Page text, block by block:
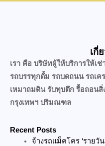
เกี่
เรา คือ บริษัทผู้ให้บริการให้เ
รถบรรทุกดั้ม รถบดถนน รถเค
เหมาถมดิน รับทุบตึก รื้อถอนสิ่
กรุงเทพฯ ปริมณฑล
Recent Posts
จ้างรถแม็คโคร ‘รายวั